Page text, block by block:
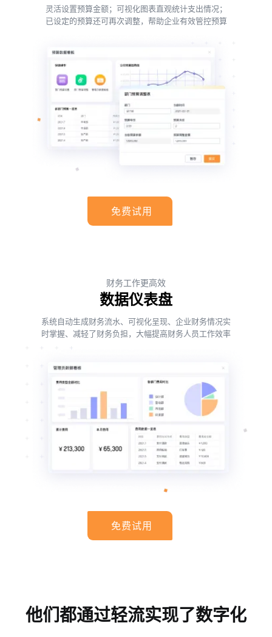
灵活设置预算金额；可视化图表直观统计支出情况；
已设定的预算还可再次调整，帮助企业有效管控预算
免费试用
财务工作更高效
数据仪表盘
系统自动生成财务流水、可视化呈现、企业财务情况实
时掌握、减轻了财务负担，大幅提高财务人员工作效率
免费试用
他们都通过轻流实现了数字化